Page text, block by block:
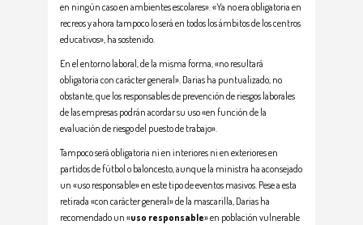
en ningún caso en ambientes escolares». «Ya no era obligatoria en
recreos y ahora tampoco lo será en todos los ámbitos de los centros
educativos», ha sostenido.
En el entorno laboral, de la misma forma, «no resultará
obligatoria con carácter general». Darias ha puntualizado, no
obstante, que los responsables de prevención de riesgos laborales
de las empresas podrán acordar su uso «en función de la
evaluación de riesgo del puesto de trabajo».
Tampoco será obligatoria ni en interiores ni en exteriores en
partidos de fútbol o baloncesto, aunque la ministra ha aconsejado
un «uso responsable» en este tipo de eventos masivos. Pese a esta
retirada «con carácter general» de la mascarilla, Darias ha
recomendado un «uso responsable» en población vulnerable